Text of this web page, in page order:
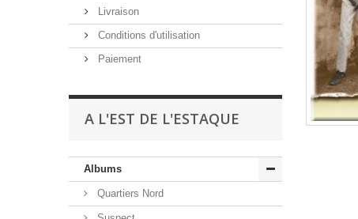
Livraison
Conditions d'utilisation
Paiement
A L'EST DE L'ESTAQUE
Albums
Quartiers Nord